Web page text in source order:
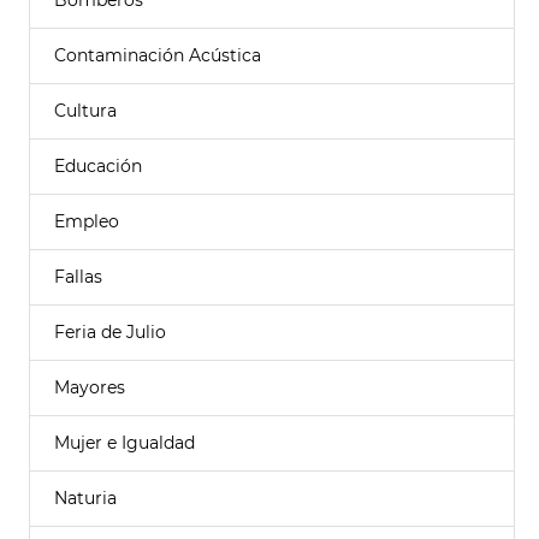
Contaminación Acústica
Cultura
Educación
Empleo
Fallas
Feria de Julio
Mayores
Mujer e Igualdad
Naturia